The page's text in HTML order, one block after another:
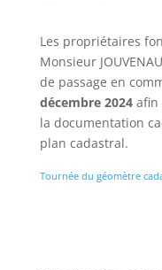
Les propriétaires
Monsieur
de passage en
décembre 2024afin
la documentation
plan cadastral.
Tournée du géomètre